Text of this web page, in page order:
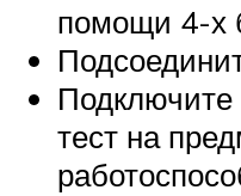
помощи 4-х
Подключите
тест на